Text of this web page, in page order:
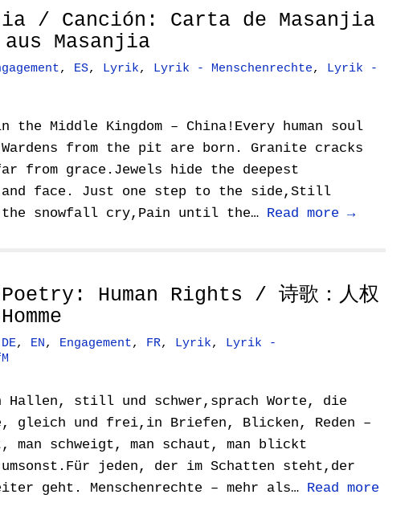
/ Canción: Carta de Masanjia
Masanjia
, ES, Lyrik, Lyrik - Menschenrechte, Lyrik -
Middle Kingdom – China!Every human soul
from the pit are born. Granite cracks
from grace.Jewels hide the deepest
face. Just one step to the side,Still
snowfall cry,Pain until the… Read more →
Human Rights / 诗歌：人权
DE, EN, Engagement, FR, Lyrik, Lyrik -
Hallen, still und schwer,sprach Worte, die
gleich und frei,in Briefen, Blicken, Reden –
schweigt, man schaut, man blickt
jeden, der im Schatten steht,der
geht. Menschenrechte – mehr als… Read more